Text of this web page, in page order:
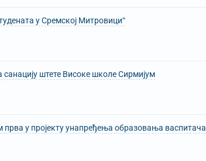
у Сремској Митровици“
санацију штете Високе школе Сирмијум
у пројекту унапређења образовања васпитача